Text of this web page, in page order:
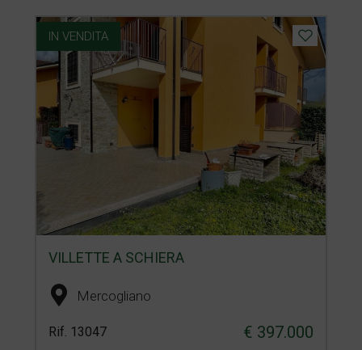
IN VENDITA
VILLETTE A SCHIERA
Mercogliano
Rif. 13047 € 397.000